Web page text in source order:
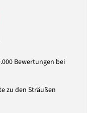
durch
und somit die
der Blüten abweichen
Blumen in
Bewertungen bei
zu den Sträußen